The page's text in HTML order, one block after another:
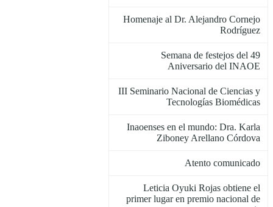
Homenaje al Dr. Alejandro Cornejo
Rodríguez
Semana de festejos del 49
Aniversario del INAOE
III Seminario Nacional de Ciencias y
Tecnologías Biomédicas
Inaoenses en el mundo: Dra. Karla
Ziboney Arellano Córdova
Atento comunicado
Leticia Oyuki Rojas obtiene el
primer lugar en premio nacional de